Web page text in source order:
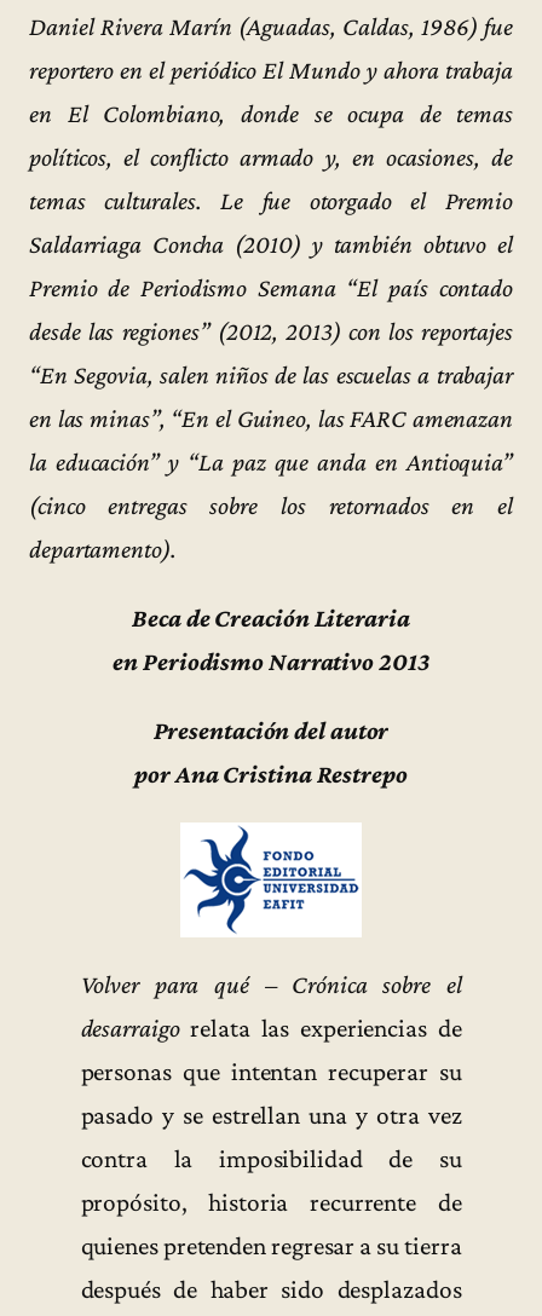
Daniel Rivera Marín (Aguadas, Caldas, 1986) fue
reportero en el periódico El Mundo y ahora trabaja
en El Colombiano, donde se ocupa de temas
políticos, el conflicto armado y, en ocasiones, de
temas culturales. Le fue otorgado el Premio
Saldarriaga Concha (2010) y también obtuvo el
Premio de Periodismo Semana “El país contado
desde las regiones” (2012, 2013) con los reportajes
“En Segovia, salen niños de las escuelas a trabajar
en las minas”, “En el Guineo, las FARC amenazan
la educación” y “La paz que anda en Antioquia”
(cinco entregas sobre los retornados en el
departamento).
Beca de Creación Literaria
en Periodismo Narrativo 2013
Presentación del autor
por Ana Cristina Restrepo
Volver para qué – Crónica sobre el
desarraigorelata las experiencias de
personas que intentan recuperar su
pasado y se estrellan una y otra vez
contra la imposibilidad de su
propósito, historia recurrente de
quienes pretenden regresar a su tierra
después de haber sido desplazados